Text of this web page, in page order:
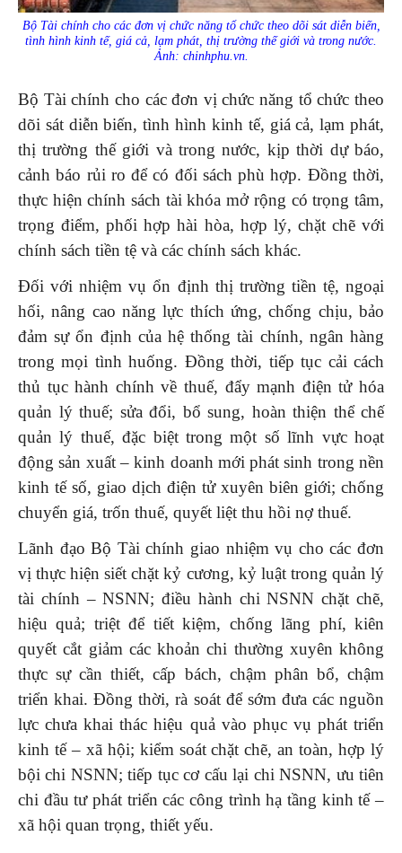
Bộ Tài chính cho các đơn vị chức năng tổ chức theo dõi sát diễn biến,
tình hình kinh tế, giá cả, lạm phát, thị trường thế giới và trong nước.
Ảnh: chinhphu.vn.
Bộ Tài chính cho các đơn vị chức năng tổ chức theo
dõi sát diễn biến, tình hình kinh tế, giá cả, lạm phát,
thị trường thế giới và trong nước, kịp thời dự báo,
cảnh báo rủi ro để có đối sách phù hợp. Đồng thời,
thực hiện chính sách tài khóa mở rộng có trọng tâm,
trọng điểm, phối hợp hài hòa, hợp lý, chặt chẽ với
chính sách tiền tệ và các chính sách khác.
Đối với nhiệm vụ ổn định thị trường tiền tệ, ngoại
hối, nâng cao năng lực thích ứng, chống chịu, bảo
đảm sự ổn định của hệ thống tài chính, ngân hàng
trong mọi tình huống. Đồng thời, tiếp tục cải cách
thủ tục hành chính về thuế, đẩy mạnh điện tử hóa
quản lý thuế; sửa đổi, bổ sung, hoàn thiện thể chế
quản lý thuế, đặc biệt trong một số lĩnh vực hoạt
động sản xuất – kinh doanh mới phát sinh trong nền
kinh tế số, giao dịch điện tử xuyên biên giới; chống
chuyển giá, trốn thuế, quyết liệt thu hồi nợ thuế.
Lãnh đạo Bộ Tài chính giao nhiệm vụ cho các đơn
vị thực hiện siết chặt kỷ cương, kỷ luật trong quản lý
tài chính – NSNN; điều hành chi NSNN chặt chẽ,
hiệu quả; triệt để tiết kiệm, chống lãng phí, kiên
quyết cắt giảm các khoản chi thường xuyên không
thực sự cần thiết, cấp bách, chậm phân bổ, chậm
triển khai. Đồng thời, rà soát để sớm đưa các nguồn
lực chưa khai thác hiệu quả vào phục vụ phát triển
kinh tế – xã hội; kiểm soát chặt chẽ, an toàn, hợp lý
bội chi NSNN; tiếp tục cơ cấu lại chi NSNN, ưu tiên
chi đầu tư phát triển các công trình hạ tầng kinh tế –
xã hội quan trọng, thiết yếu.